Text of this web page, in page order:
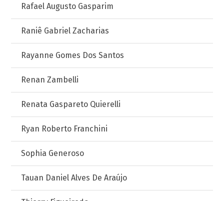
Rafael Augusto Gasparim
Raniê Gabriel Zacharias
Rayanne Gomes Dos Santos
Renan Zambelli
Renata Gaspareto Quierelli
Ryan Roberto Franchini
Sophia Generoso
Tauan Daniel Alves De Araújo